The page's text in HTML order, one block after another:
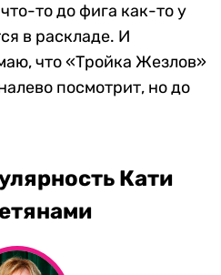
то до фига как-то у
в раскладе. И
что «Тройка Жезлов»
посмотрит, но до
Кати